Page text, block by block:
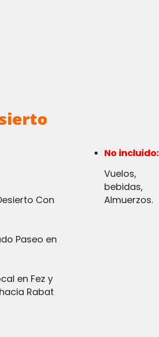
Con
Paseo en
en Fez y
Rabat
No incluido:
vuelos,
bebidas,
Almuerzos.